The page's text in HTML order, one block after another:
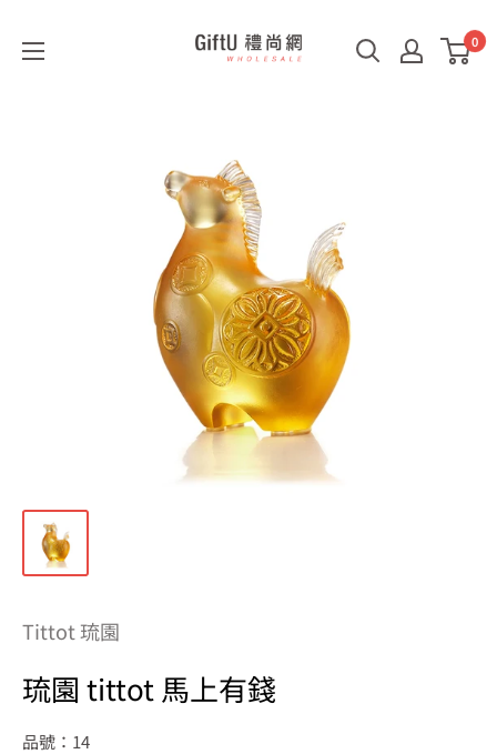
GiftU
0
Tittot 琉園
琉園 tittot 馬上有錢
品號：14